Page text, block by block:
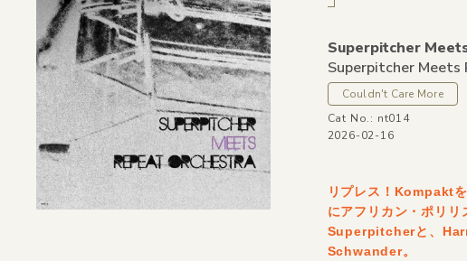
Superpitcher
Superpitcher
Couldn't Care More
Cat No.: nt014
2026-02-16
リプレス！Kompakt
にアフリカン・ポリリ
Superpitcherと、
Schwander。